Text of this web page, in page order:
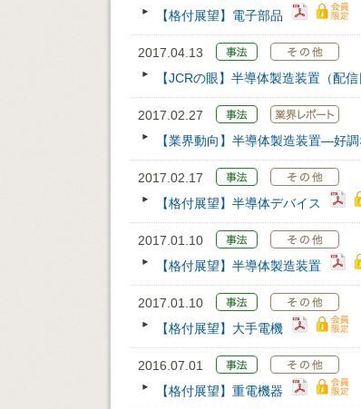
【格付展望】電子部品
2017.04.13
【JCRの眼】半導体製造装置（配
2017.02.27
【業界動向】半導体製造装置―好
2017.02.17
【格付展望】半導体デバイス
2017.01.10
【格付展望】半導体製造装置
2017.01.10
【格付展望】大手電機
2016.07.01
【格付展望】重電機器